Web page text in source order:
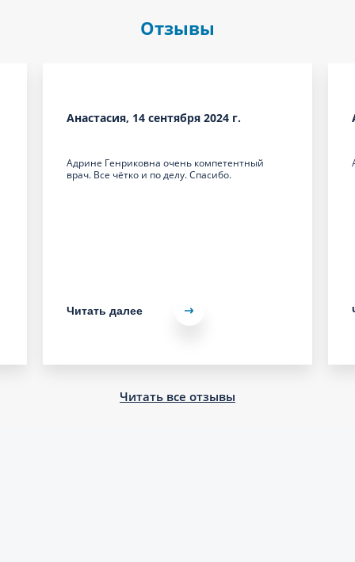
Отзывы
Анастасия, 14 сентября 2024 г.
Адрине Генриковна очень компетентный
врач. Все чётко и по делу. Спасибо.
Читать далее
Читать все отзывы